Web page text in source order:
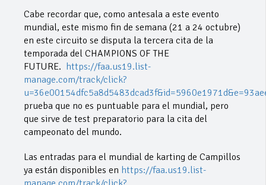
Cabe recordar que, como antesala a este evento
mundial, este mismo fin de semana (21 a 24 octubre)
en este circuito se disputa la tercera cita de la
temporada del CHAMPIONS OF THE
FUTURE. https://faa.us19.list-
manage.com/track/click?
prueba que no es puntuable para el mundial, pero
que sirve de test preparatorio para la cita del
campeonato del mundo.
Las entradas para el mundial de karting de Campillos
ya están disponibles en https://faa.us19.list-